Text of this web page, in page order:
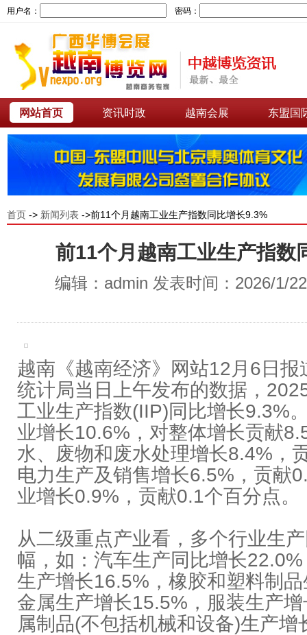
用户名： 密码：
网站首页 资讯时政 越南会展 东盟国
首页 -> 新闻列表 ->前11个月越南工业生产指数同比增长9.3%
前11个月越南工业生产指数
编辑：admin 发表时间：2026/1/
越南《越南经济》网站12月6日
统计局当日上午发布的数据，
工业生产指数(IIP)同比增长9.3%
业增长10.6%，对整体增长贡献
水、废物和废水处理增长8.4%，
电力生产及销售增长6.5%，贡献
业增长0.9%，贡献0.1个百分点。
从二级重点产业看，多个行业生
幅，如：汽车生产同比增长
生产增长16.5%，橡胶和塑料制
金属生产增长15.5%，服装生产
属制品(不包括机械和设备)生产增